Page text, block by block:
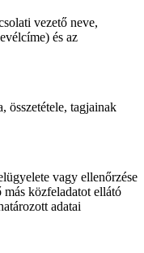
vezető neve,
és az
összetétele, tagjainak
vagy ellenőrzése
közfeladatot ellátó
adatai